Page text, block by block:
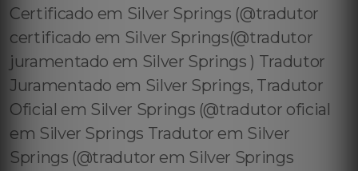
Certificado em Silver Springs (@tradutor
certificado em Silver Springs(@tradutor
juramentado em Silver Springs ) Tradutor
Juramentado em Silver Springs, Tradutor
Oficial em Silver Springs (@tradutor oficial
em Silver Springs Tradutor em Silver
Springs (@tradutor em Silver Springs